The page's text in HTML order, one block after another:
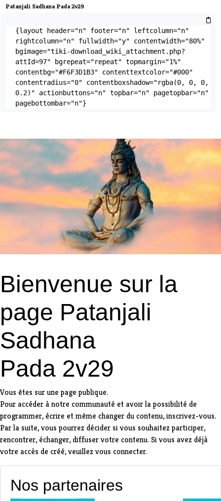
Patanjali Sadhana Pada 2v29
{layout header="n" footer="n" leftcolumn="n"
rightcolumn="n" fullwidth="y" contentwidth="80%"
bgimage="tiki-download_wiki_attachment.php?
attId=97" bgrepeat="repeat" topmargin="1%"
contentbg="#F6F3D1B3" contenttextcolor="#000"
contentradius="0" contentboxshadow="rgba(0, 0, 0,
0.2)" actionbuttons="n" topbar="n" pagetopbar="n"
pagebottombar="n"}
Bienvenue sur la
page Patanjali
Sadhana
Pada 2v29
Vous êtes sur une page publique.
Pour accéder à notre communauté et avoir la possibilité de
programmer, écrire et même changer du contenu,inscrivez-vous.
Par la suite, vous pourrez décider si vous souhaitez participer,
rencontrer, échanger, diffuser votre contenu. Si vous avez déjà
votre accès de créé,veuillez vous connecter.
Nos partenaires